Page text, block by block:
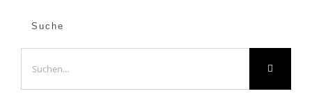
Suche
nach: